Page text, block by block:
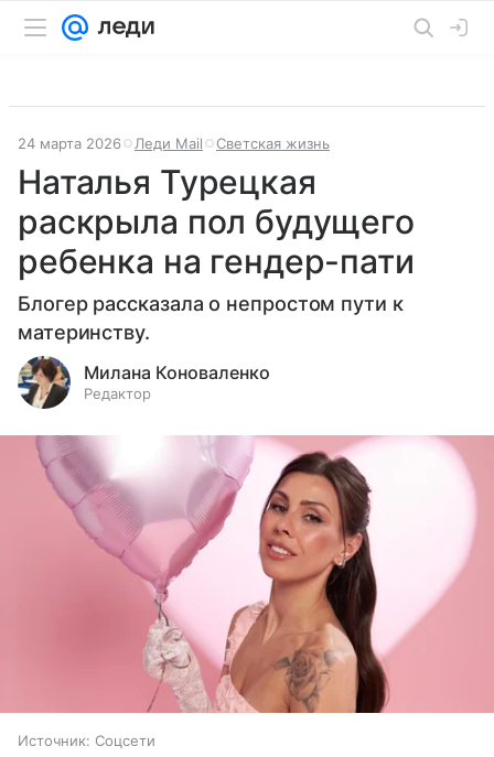
24 марта 2026 Леди Mail Светская жизнь
Наталья Турецкая
раскрыла пол будущего
ребенка на гендер-пати
Блогер рассказала о непростом пути к
материнству.
Милана Коноваленко
Редактор
Источник: Соцсети